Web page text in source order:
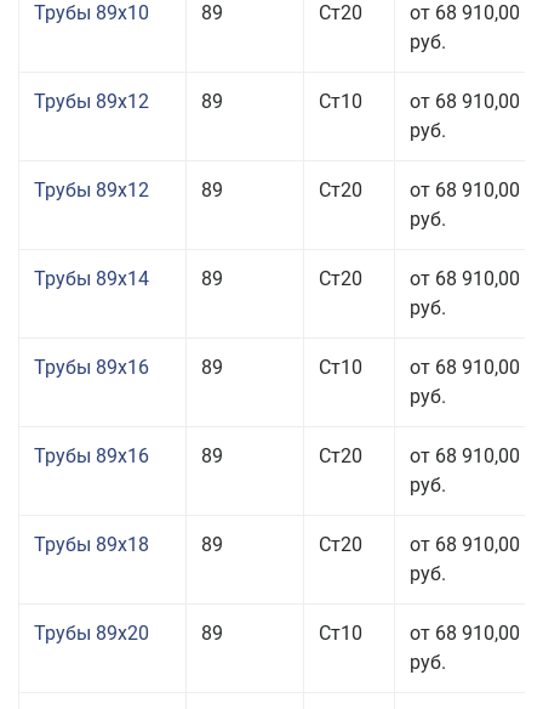
Трубы 89x10 89 Ст20
от 68 910,00
руб.
Трубы 89x12 89 Ст10
от 68 910,00
руб.
Трубы 89x12 89 Ст20
от 68 910,00
руб.
Трубы 89x14 89 Ст20
от 68 910,00
руб.
Трубы 89x16 89 Ст10
от 68 910,00
руб.
Трубы 89x16 89 Ст20
от 68 910,00
руб.
Трубы 89x18 89 Ст20
от 68 910,00
руб.
Трубы 89x20 89 Ст10
от 68 910,00
руб.